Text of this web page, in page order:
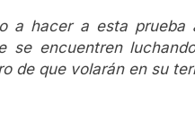
a hacer a esta prueba
se encuentren
de que volarán en su